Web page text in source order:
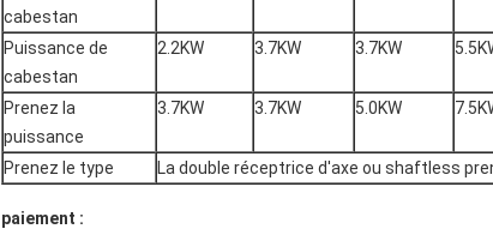
cabestan
Puissance de
cabestan
2.2KW 3.7KW 3.7KW
Prenez la
puissance
3.7KW 3.7KW 5.0KW
Prenez le type La double réceptrice d'axe ou shaftless
paiement :